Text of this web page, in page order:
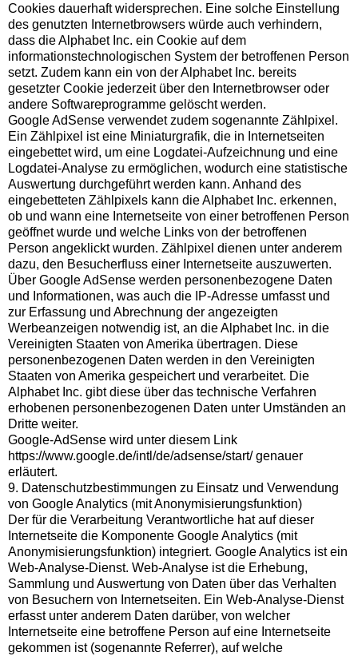
Cookies dauerhaft widersprechen. Eine solche Einstellung
des genutzten Internetbrowsers würde auch verhindern,
dass die Alphabet Inc. ein Cookie auf dem
informationstechnologischen System der betroffenen Person
setzt. Zudem kann ein von der Alphabet Inc. bereits
gesetzter Cookie jederzeit über den Internetbrowser oder
andere Softwareprogramme gelöscht werden.
Google AdSense verwendet zudem sogenannte Zählpixel.
Ein Zählpixel ist eine Miniaturgrafik, die in Internetseiten
eingebettet wird, um eine Logdatei-Aufzeichnung und eine
Logdatei-Analyse zu ermöglichen, wodurch eine statistische
Auswertung durchgeführt werden kann. Anhand des
eingebetteten Zählpixels kann die Alphabet Inc. erkennen,
ob und wann eine Internetseite von einer betroffenen Person
geöffnet wurde und welche Links von der betroffenen
Person angeklickt wurden. Zählpixel dienen unter anderem
dazu, den Besucherfluss einer Internetseite auszuwerten.
Über Google AdSense werden personenbezogene Daten
und Informationen, was auch die IP-Adresse umfasst und
zur Erfassung und Abrechnung der angezeigten
Werbeanzeigen notwendig ist, an die Alphabet Inc. in die
Vereinigten Staaten von Amerika übertragen. Diese
personenbezogenen Daten werden in den Vereinigten
Staaten von Amerika gespeichert und verarbeitet. Die
Alphabet Inc. gibt diese über das technische Verfahren
erhobenen personenbezogenen Daten unter Umständen an
Dritte weiter.
Google-AdSense wird unter diesem Link
https://www.google.de/intl/de/adsense/start/ genauer
erläutert.
9. Datenschutzbestimmungen zu Einsatz und Verwendung
von Google Analytics (mit Anonymisierungsfunktion)
Der für die Verarbeitung Verantwortliche hat auf dieser
Internetseite die Komponente Google Analytics (mit
Anonymisierungsfunktion) integriert. Google Analytics ist ein
Web-Analyse-Dienst. Web-Analyse ist die Erhebung,
Sammlung und Auswertung von Daten über das Verhalten
von Besuchern von Internetseiten. Ein Web-Analyse-Dienst
erfasst unter anderem Daten darüber, von welcher
Internetseite eine betroffene Person auf eine Internetseite
gekommen ist (sogenannte Referrer), auf welche